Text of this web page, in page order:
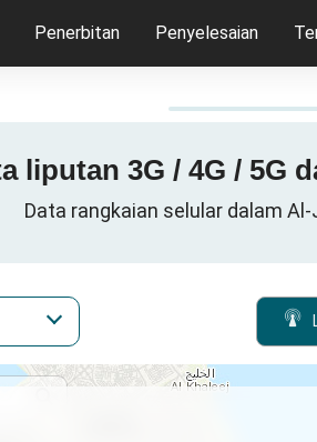
Penerbitan Penyelesaian